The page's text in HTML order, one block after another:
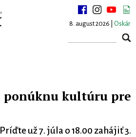
8. august 2026 | Oskár
ponúknu kultúru pre
už 7. júla o 18.00 zahájiť 3.